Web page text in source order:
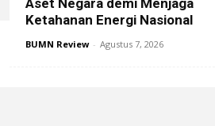
Aset Negara demi Menjaga
Ketahanan Energi Nasional
BUMN Review - Agustus 7, 2026